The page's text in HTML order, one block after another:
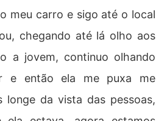
meu carro e sigo até o local
chegando até lá olho aos
a jovem, continuo olhando
e então ela me puxa me
longe da vista das pessoas,